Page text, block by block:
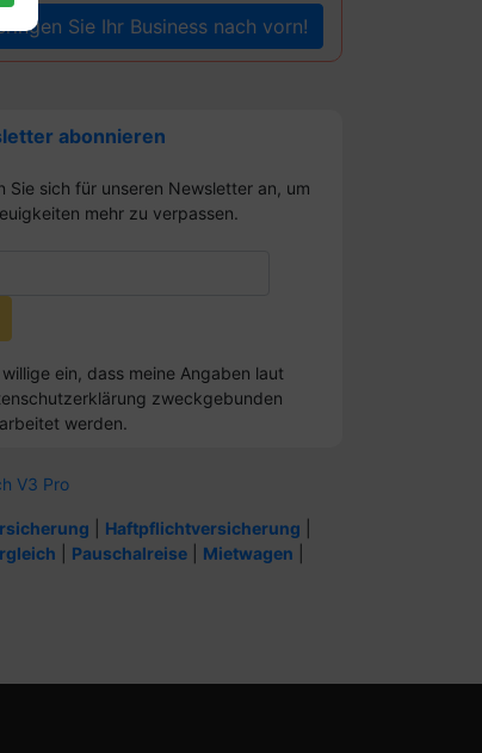
Sie Ihr Business nach vorn!
abonnieren
Sie sich für unseren Newsletter an, um
mehr zu verpassen.
ein, dass meine Angaben laut
zweckgebunden
werden.
V3 Pro
Haftpflichtversicherung
Pauschalreise Mietwagen